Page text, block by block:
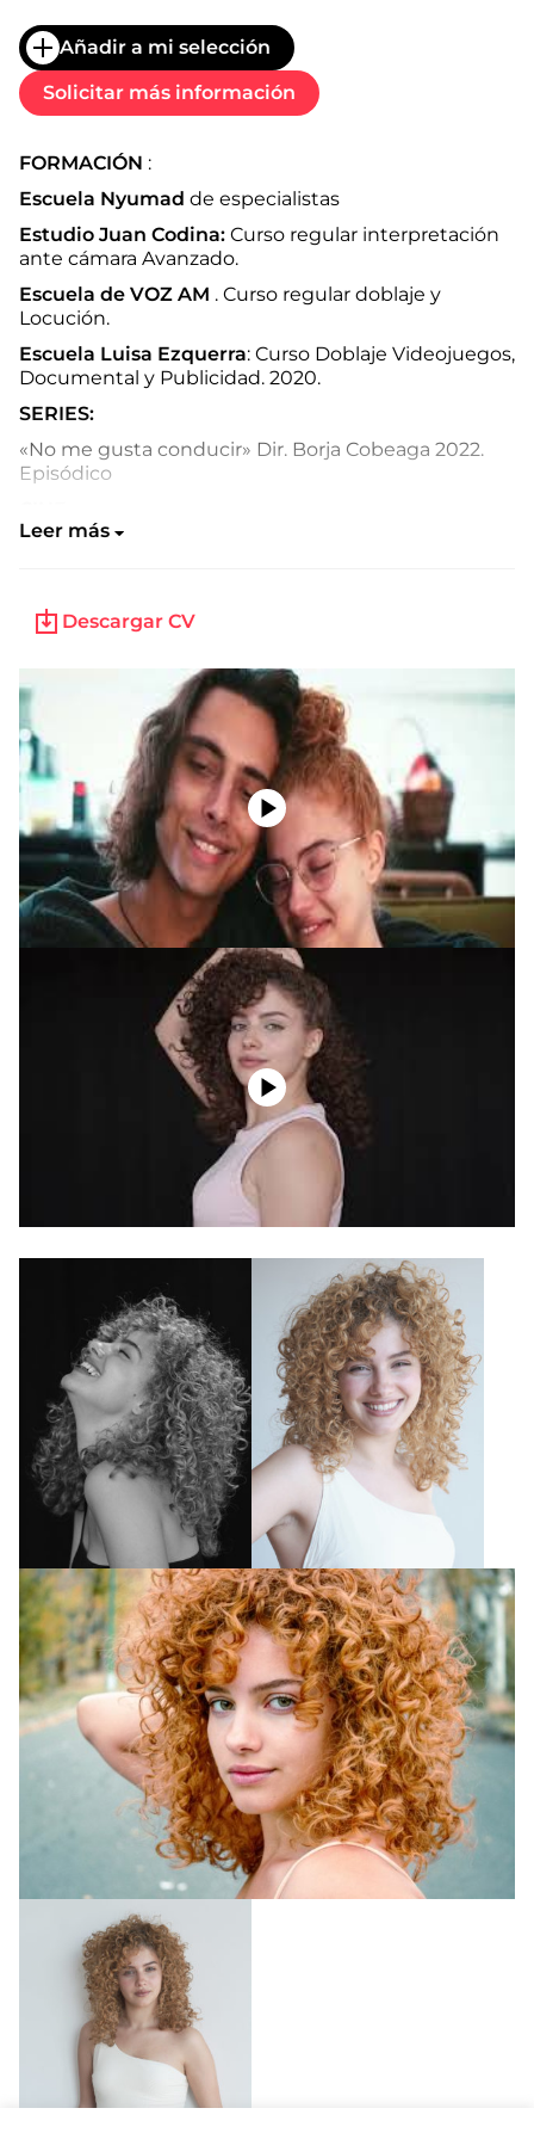
Añadir a mi selección
Solicitar más información
FORMACIÓN :
Escuela Nyumad de especialistas
Estudio Juan Codina: Curso regular interpretación
ante cámara Avanzado.
Escuela de VOZ AM . Curso regular doblaje y
Locución.
Escuela Luisa Ezquerra: Curso Doblaje Videojuegos,
Documental y Publicidad. 2020.
SERIES:
«No me gusta conducir» Dir. Borja Cobeaga 2022.
Episódico
«Matusalén» Dir. David Gala Galindo 2023 Enrique
CORTOMETRAJES:
Hazemberg – Gentuzafilms 2022.
Mejores amigas – Selfservicemakers 2021.
Tinder – Selfservicemakers 2021.
VIDEOCLIP
Reina de la noche. Hora Límite 2021.
Leer más
Descargar CV